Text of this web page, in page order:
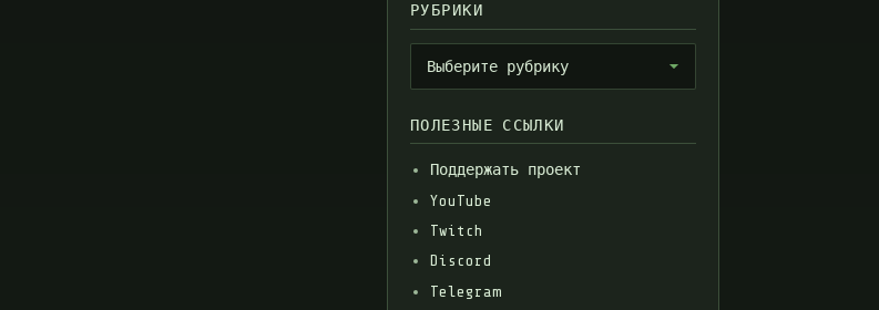
РУБРИКИ
Рубрики
Выберите рубрику
ПОЛЕЗНЫЕ ССЫЛКИ
Поддержать проект
YouTube
Twitch
Discord
Telegram